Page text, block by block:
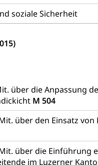
soziale Sicherheit
über die Anpassung
M 504
über den Einsatz
über die Einführung
im Luzerner
Waffenbüro,